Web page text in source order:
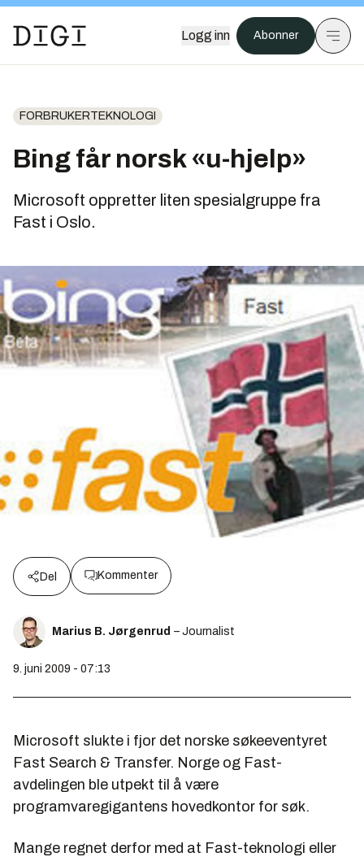
Logg inn Abonner
FORBRUKERTEKNOLOGI
Bing får norsk «u-hjelp»
Microsoft oppretter liten spesialgruppe fra
Fast i Oslo.
Del Kommenter
Marius B. Jørgenrud – Journalist
9. juni 2009 - 07:13
Microsoft slukte i fjor det norske søkeeventyret
Fast Search & Transfer. Norge og Fast-
avdelingen ble utpekt til å være
programvaregigantens hovedkontor for søk.
Mange regnet derfor med at Fast-teknologi eller